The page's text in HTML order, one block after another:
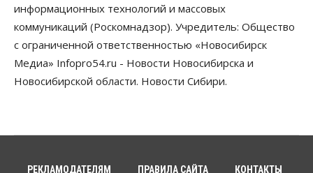
Бизнес Власть Недвижимость
Застройщики продавливают компромиссы по
площади участков для КРТ в Новосибирске
06 Августа 2026, 17:30
Около Заельцовского бора Новосибирска
задержали в Новосибирске
информационных технологий и массовых
коммуникаций (Роскомнадзор). Учредитель: Общество
с ограниченной ответственностью «Новосибирск
Медиа» Infopro54.ru - Новости Новосибирска и
Новосибирской области. Новости Сибири.
РЕКЛАМОДАТЕЛЯМ ПРАВИЛА САЙТА КОНТАКТЫ